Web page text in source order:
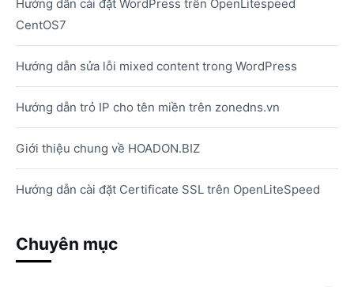
Hướng dẫn cài đặt WordPress trên OpenLitespeed
CentOS7
Hướng dẫn sửa lỗi mixed content trong WordPress
Hướng dẫn trỏ IP cho tên miền trên zonedns.vn
Giới thiệu chung về HOADON.BIZ
Hướng dẫn cài đặt Certificate SSL trên OpenLiteSpeed
Chuyên mục